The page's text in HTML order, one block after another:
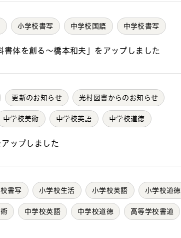
小学校書写 中学校国語 中学校書写
体を創る～橋本和夫」をアップしました
更新のお知らせ 光村図書からのお知らせ
中学校美術 中学校英語 中学校道徳
ップしました
書写 小学校生活 小学校英語 小学校道徳
中学校英語 中学校道徳 高等学校書道